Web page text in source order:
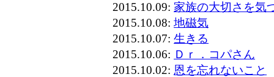
2015.10.09: 家族の大切さを気
2015.10.08: 地磁気
2015.10.07: 生きる
2015.10.06: Ｄｒ．コパさん
2015.10.02: 恩を忘れないこと